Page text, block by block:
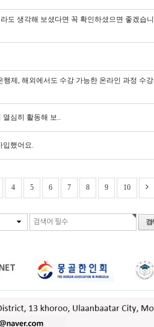
도 생각해 보셨다면 꼭 확인하셨으면 좋겠습니
제, 해외에서도 수강 가능한 온라인 과정 수강
열심히 활동해 보..
입했어요.
4 5 6 7 8 9 10